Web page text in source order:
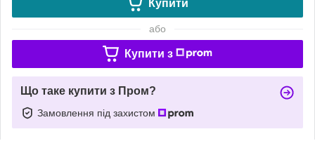
Купити
або
Купити з
Що таке купити з Пром?
Замовлення під захистом